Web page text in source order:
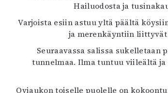
Hailuodosta ja
Varjoista esiin astuu yltä päältä
ja merenkäyntiin
Seuraavassa salissa
tunnelmaa. Ilma tuntuu viileältä
Oviaukon toiselle puolelle on